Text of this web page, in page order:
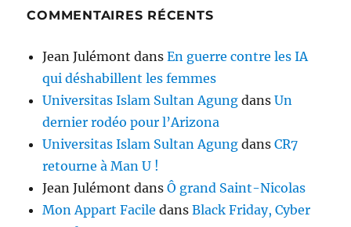
COMMENTAIRES RÉCENTS
Jean Julémont dansEn guerre contre les IA
qui déshabillent les femmes
Universitas Islam Sultan Agung dansUn
dernier rodéo pour l’Arizona
Universitas Islam Sultan Agung dansCR7
retourne à Man U !
Jean Julémont dansÔ grand Saint-Nicolas
Mon Appart Facile dansBlack Friday, Cyber